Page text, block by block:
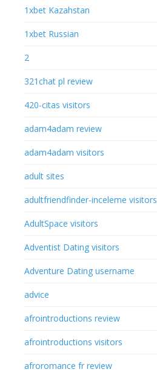
1xbet Kazahstan
1xbet Russian
2
321chat pl review
420-citas visitors
adam4adam review
adam4adam visitors
adult sites
adultfriendfinder-inceleme visitors
AdultSpace visitors
Adventist Dating visitors
Adventure Dating username
advice
afrointroductions review
afrointroductions visitors
afroromance fr review